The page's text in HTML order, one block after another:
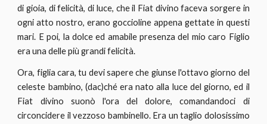
di gioia, di felicità, di luce, che il Fiat divino faceva sorgere in
ogni atto nostro, erano goccioline appena gettate in questi
mari. E poi, la dolce ed amabile presenza del mio caro Figlio
era una delle più grandi felicità.
Ora, figlia cara, tu devi sapere che giunse l'ottavo giorno del
celeste bambino, (dac)ché era nato alla luce del giorno, ed il
Fiat divino suonò l'ora del dolore, comandandoci di
circoncidere il vezzoso bambinello. Era un taglio dolosissimo